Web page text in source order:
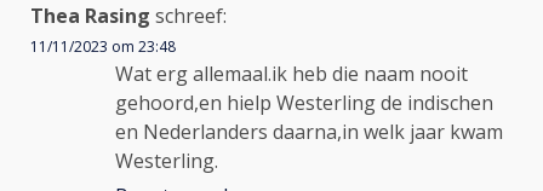
Thea Rasing schreef:
11/11/2023 om 23:48
Wat erg allemaal.ik heb die naam nooit
gehoord,en hielp Westerling de indischen
en Nederlanders daarna,in welk jaar kwam
Westerling.